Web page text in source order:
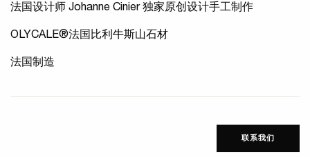
法国设计师 Johanne Cinier 独家原创设计手工制作
OLYCALE®法国比利牛斯山石材
法国制造
联系我们